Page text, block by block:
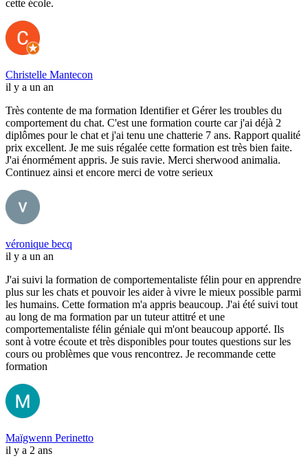
cette école.
Christelle Mantecon
il y a un an
Très contente de ma formation Identifier et Gérer les troubles du
comportement du chat. C'est une formation courte car j'ai déjà 2
diplômes pour le chat et j'ai tenu une chatterie 7 ans. Rapport qualité
prix excellent. Je me suis régalée cette formation est très bien faite.
J'ai énormément appris. Je suis ravie. Merci sherwood animalia.
Continuez ainsi et encore merci de votre serieux
véronique becq
il y a un an
J'ai suivi la formation de comportementaliste félin pour en apprendre
plus sur les chats et pouvoir les aider à vivre le mieux possible parmi
les humains. Cette formation m'a appris beaucoup. J'ai été suivi tout
au long de ma formation par un tuteur attitré et une
comportementaliste félin géniale qui m'ont beaucoup apporté. Ils
sont à votre écoute et très disponibles pour toutes questions sur les
cours ou problèmes que vous rencontrez. Je recommande cette
formation
Maïgwenn Perinetto
il y a 2 ans